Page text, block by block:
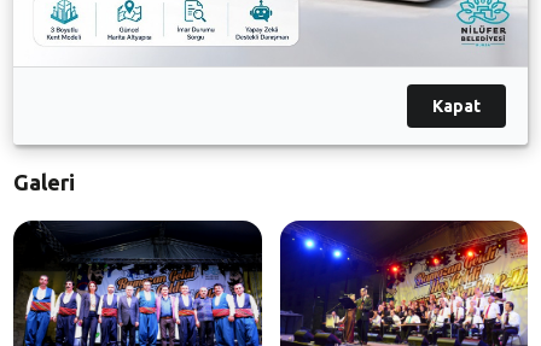
Mahalle halkının yoğun katılımıyla gerçekleşen iftarda
edilen duaların ardından hep birlikte oruçlar açıldı.
İftarın ardından Başkan Mustafa Bozbey,
Galeri
Kapat